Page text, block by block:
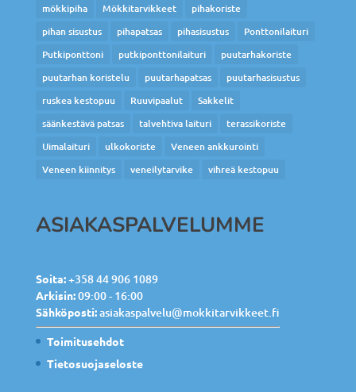
mökkipiha
Mökkitarvikkeet
pihakoriste
pihan sisustus
pihapatsas pihasisustus
Ponttonilaituri
Putkiponttoni
putkiponttonilaituri
puutarhakoriste
puutarhan koristelu
puutarhapatsas
puutarhasisustus
ruskea kestopuu
Ruuvipaalut
Sakkelit
säänkestävä patsas
talvehtiva laituri
terassikoriste
Uimalaituri
ulkokoriste
Veneen ankkurointi
Veneen kiinnitys
veneilytarvike vihreä kestopuu
ASIAKASPALVELUMME
Soita:+358 44 906 1089
Arkisin:09:00 - 16:00
Sähköposti:asiakaspalvelu@mokkitarvikkeet.fi
Toimitusehdot
Tietosuojaseloste